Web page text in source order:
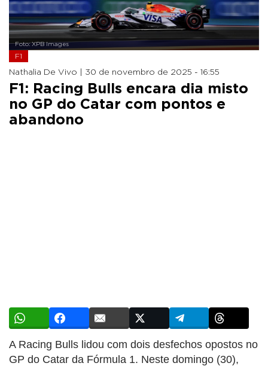
Foto: XPB Images
F1
Nathalia De Vivo | 30 de novembro de 2025 - 16:55
F1: Racing Bulls encara dia misto
no GP do Catar com pontos e
abandono
A Racing Bulls lidou com dois desfechos opostos no
GP do Catar da Fórmula 1. Neste domingo (30),